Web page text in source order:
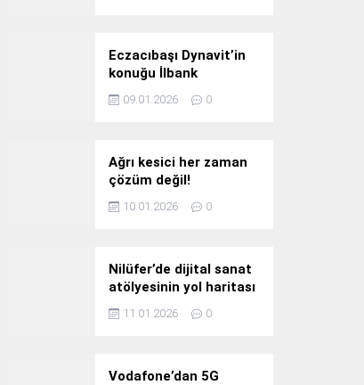
Eczacıbaşı Dynavit’in
konuğu İlbank
09.01.2026 0
Ağrı kesici her zaman
çözüm değil!
10.01.2026 0
Nilüfer’de dijital sanat
atölyesinin yol haritası
konuşuldu
11.01.2026 0
Vodafone’dan 5G